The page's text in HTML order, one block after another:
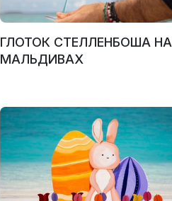
ГЛОТОК СТЕЛЛЕНБОША НА
МАЛЬДИВАХ